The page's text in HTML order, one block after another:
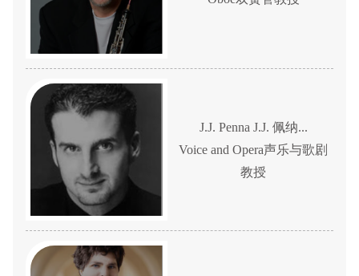
J.J. Penna J.J. 佩纳...
Voice and Opera声乐与歌剧
教授